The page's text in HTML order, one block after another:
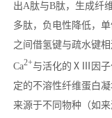
出A肽与B肽，生成纤
多肽，负电性降低，
之间借氢键与疏水键
Ca2+与活化的ⅩⅢ因子
定的不溶性纤维蛋白凝
来源于不同物种（如